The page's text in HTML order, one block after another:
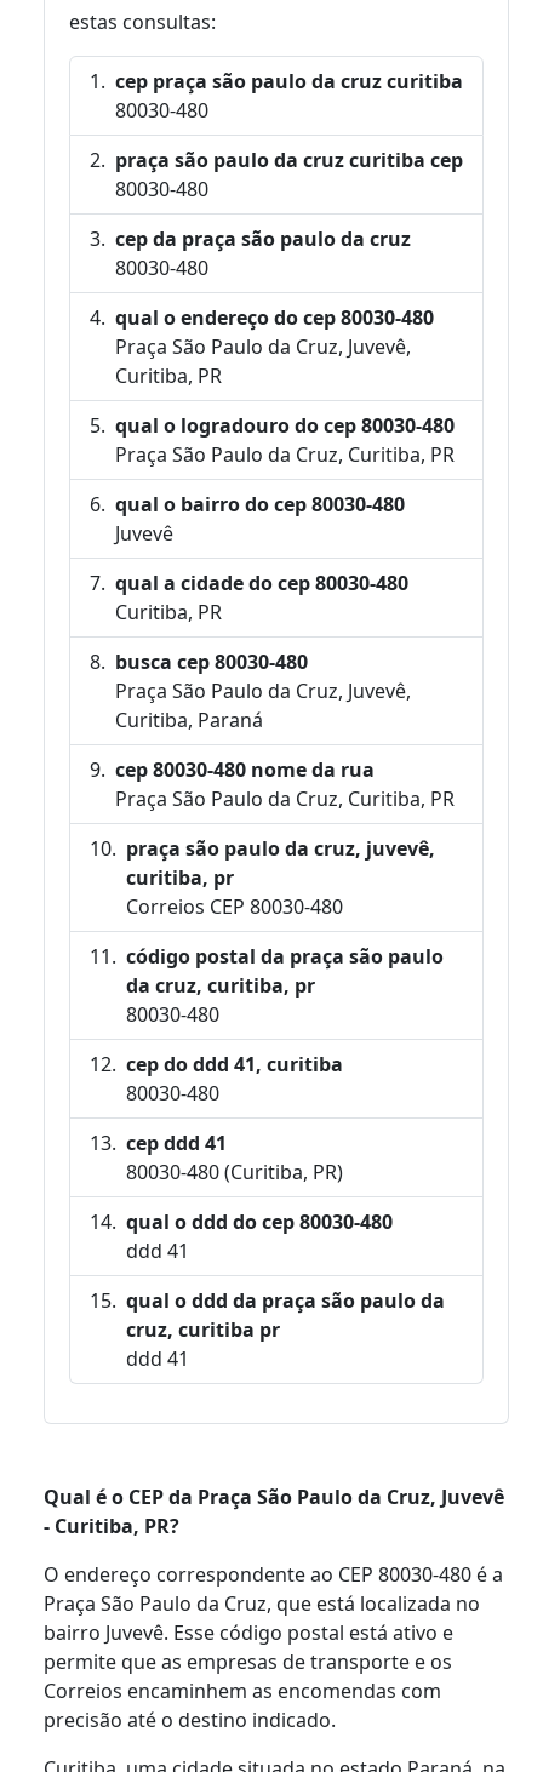
estas consultas:
cep praça são paulo da cruz curitiba
80030-480
praça são paulo da cruz curitiba cep
80030-480
cep da praça são paulo da cruz
80030-480
qual o endereço do cep 80030-480
Praça São Paulo da Cruz, Juvevê,
Curitiba, PR
qual o logradouro do cep 80030-480
Praça São Paulo da Cruz, Curitiba, PR
qual o bairro do cep 80030-480
Juvevê
qual a cidade do cep 80030-480
Curitiba, PR
busca cep 80030-480
Praça São Paulo da Cruz, Juvevê,
Curitiba, Paraná
cep 80030-480 nome da rua
Praça São Paulo da Cruz, Curitiba, PR
praça são paulo da cruz, juvevê,
curitiba, pr
Correios CEP 80030-480
código postal da praça são paulo
da cruz, curitiba, pr
80030-480
cep do ddd 41, curitiba
80030-480
cep ddd 41
80030-480 (Curitiba, PR)
qual o ddd do cep 80030-480
ddd 41
qual o ddd da praça são paulo da
cruz, curitiba pr
ddd 41
Qual é o CEP da Praça São Paulo da Cruz, Juvevê
- Curitiba, PR?
O endereço correspondente ao CEP 80030-480 é a
Praça São Paulo da Cruz, que está localizada no
bairro Juvevê. Esse código postal está ativo e
permite que as empresas de transporte e os
Correios encaminhem as encomendas com
precisão até o destino indicado.